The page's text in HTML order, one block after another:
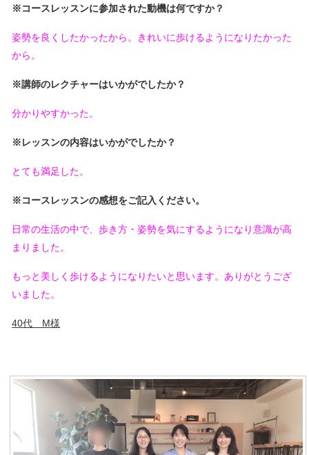
※コースレッスンに参加された動機は何ですか？
姿勢を良くしたかったから。きれいに歩けるようになりたかった
から。
※講師のレクチャーはいかがでしたか？
分かりやすかった。
※レッスンの内容はいかがでしたか？
とても満足した。
※コースレッスンの感想をご記入ください。
日常の生活の中で、歩き方・姿勢を気にするようになり意識が高
まりました。
もっと美しく歩けるようになりたいと思います。ありがとうござ
いました。
40代 M様